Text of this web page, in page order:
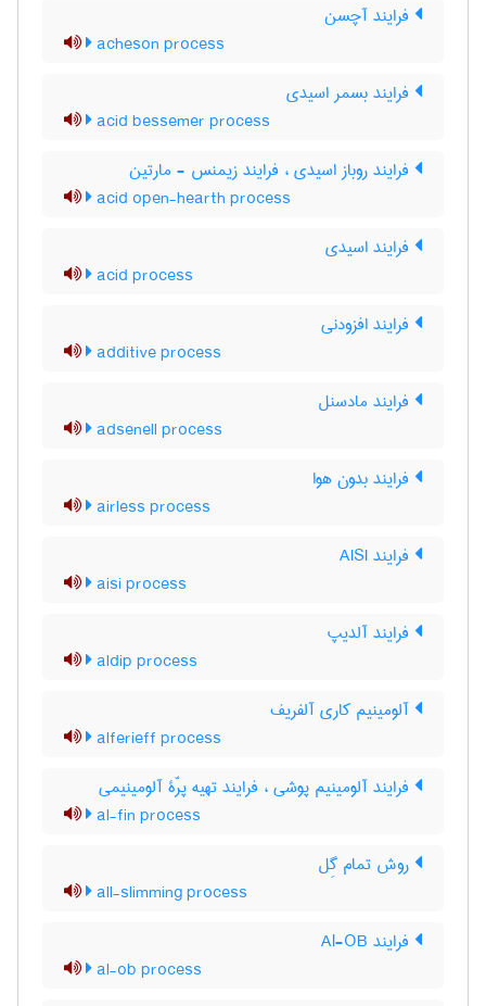
فرایند آچسن
acheson process
فرایند بسمر اسیدی
acid bessemer process
فرایند روباز اسیدی ، فرایند زیمنس - مارتین
acid open-hearth process
فرایند اسیدی
acid process
فرایند افزودنی
additive process
فرایند مادسنل
adsenell process
فرایند بدون هوا
airless process
فرایند AISI
aisi process
فرایند آلدیپ
aldip process
آلومینیم کاری آلفریف
alferieff process
فرایند آلومینیم پوشی ، فرایند تهیه پرّۀ آلومینیمی
al-fin process
روش تمام گِل
all-slimming process
فرایند Al-OB
al-ob process